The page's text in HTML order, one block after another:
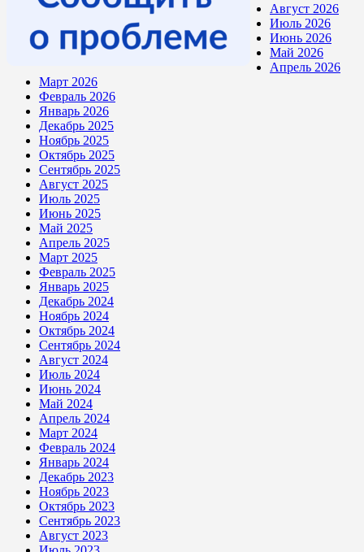
Август 2026
Июль 2026
Июнь 2026
Май 2026
Апрель 2026
Март 2026
Февраль 2026
Январь 2026
Декабрь 2025
Ноябрь 2025
Октябрь 2025
Сентябрь 2025
Август 2025
Июль 2025
Июнь 2025
Май 2025
Апрель 2025
Март 2025
Февраль 2025
Январь 2025
Декабрь 2024
Ноябрь 2024
Октябрь 2024
Сентябрь 2024
Август 2024
Июль 2024
Июнь 2024
Май 2024
Апрель 2024
Март 2024
Февраль 2024
Январь 2024
Декабрь 2023
Ноябрь 2023
Октябрь 2023
Сентябрь 2023
Август 2023